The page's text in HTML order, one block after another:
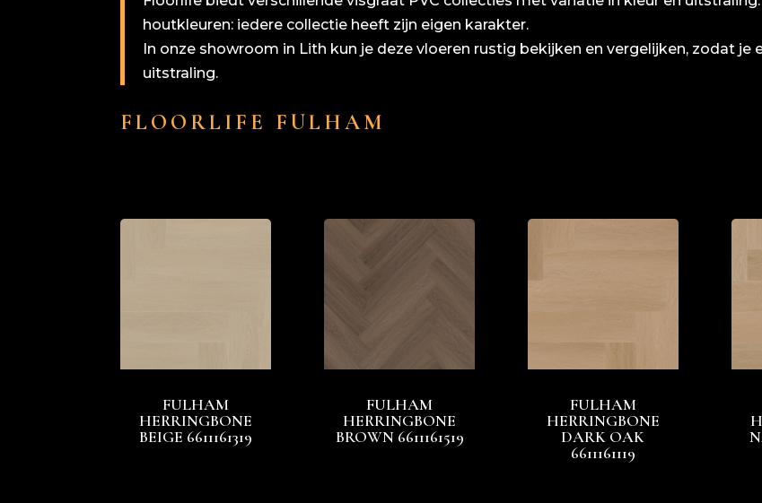
houtkleuren: iedere collectie heeft zijn eigen karakter.
In onze showroom in Lith kun je deze vloeren rustig bekijken en vergelijken, zodat
uitstraling.
FLOORLIFE FULHAM
FULHAM
HERRINGBONE
BEIGE 6611161319
FULHAM
HERRINGBONE
BROWN 6611161519
FULHAM
HERRINGBONE
DARK OAK
6611161119